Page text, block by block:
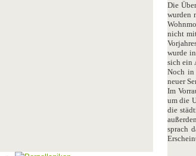
Die
wurden
nicht
wurde
sich ein
Noch in
neuer
Im
um die
die
sprach